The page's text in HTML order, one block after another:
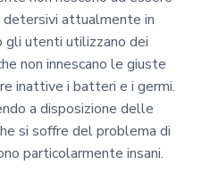
attualmente in
gli utenti utilizzano dei
non innescano le giuste
inattive i batteri e i germi.
a disposizione delle
si soffre del problema di
particolarmente insani.